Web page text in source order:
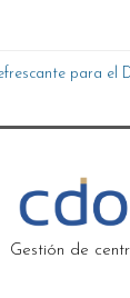
para el
Gestión de